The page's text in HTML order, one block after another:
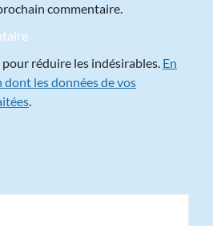
commentaire.
réduire les indésirables. En
les données de vos
.